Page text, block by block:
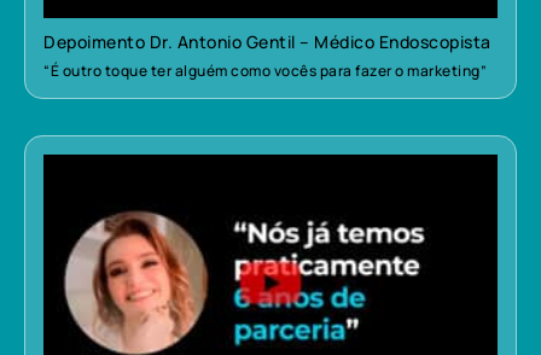
Depoimento Dr. Antonio Gentil – Médico Endoscopista
“É outro toque ter alguém como vocês para fazer o marketing”